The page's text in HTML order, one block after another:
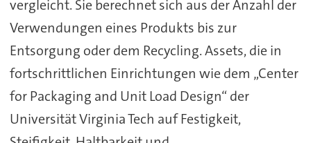
vergleicht. Sie berechnet sich aus der Anzahl der
Verwendungen eines Produkts bis zur
Entsorgung oder dem Recycling. Assets, die in
fortschrittlichen Einrichtungen wie dem „Center
for Packaging and Unit Load Design“ der
Universität Virginia Tech auf Festigkeit,